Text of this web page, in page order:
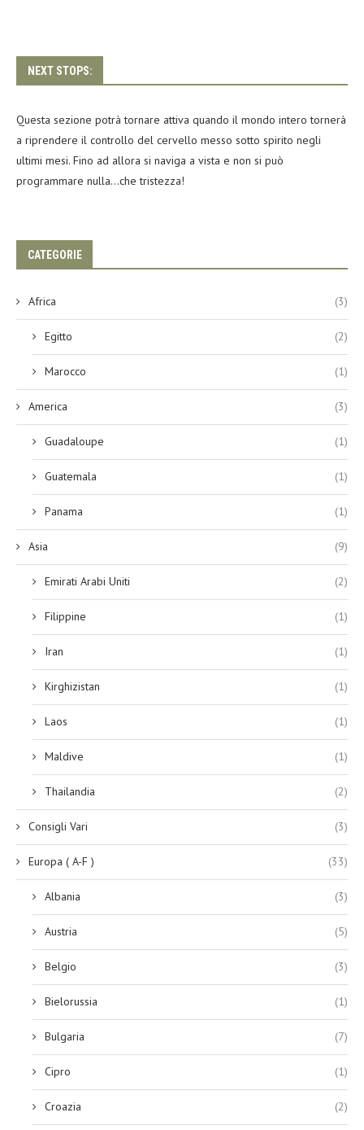
NEXT STOPS:
Questa sezione potrà tornare attiva quando il mondo intero tornerà
a riprendere il controllo del cervello messo sotto spirito negli
ultimi mesi. Fino ad allora si naviga a vista e non si può
programmare nulla…che tristezza!
CATEGORIE
Africa (3)
Egitto (2)
Marocco (1)
America (3)
Guadaloupe (1)
Guatemala (1)
Panama (1)
Asia (9)
Emirati Arabi Uniti (2)
Filippine (1)
Iran (1)
Kirghizistan (1)
Laos (1)
Maldive (1)
Thailandia (2)
Consigli Vari (3)
Europa ( A-F ) (33)
Albania (3)
Austria (5)
Belgio (3)
Bielorussia (1)
Bulgaria (7)
Cipro (1)
Croazia (2)